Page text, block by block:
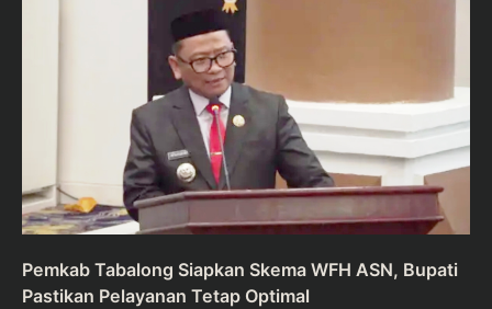
Pemkab Tabalong Siapkan Skema WFH ASN, Bupati
Pastikan Pelayanan Tetap Optimal